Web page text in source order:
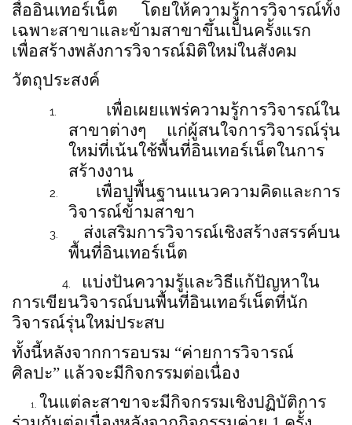
สื่ออินเทอร์เน็ต โดยให้ความรู้การวิจารณ์ทั้ง
เฉพาะสาขาและข้ามสาขาขึ้นเป็นครั้งแรก
เพื่อสร้างพลังการวิจารณ์มิติใหม่ในสังคม
วัตถุประสงค์
1.
เพื่อเผยแพร่ความรู้การวิจารณ์ใน
สาขาต่างๆ แก่ผู้สนใจการวิจารณ์รุ่น
ใหม่ที่เน้นใช้พื้นที่อินเทอร์เน็ตในการ
สร้างงาน
2.
เพื่อปูพื้นฐานแนวความคิดและการ
วิจารณ์ข้ามสาขา
3. ส่งเสริมการวิจารณ์เชิงสร้างสรรค์บน
พื้นที่อินเทอร์เน็ต
4.
แบ่งปันความรู้และวิธีแก้ปัญหาใน
การเขียนวิจารณ์บนพื้นที่อินเทอร์เน็ตที่นัก
วิจารณ์รุ่นใหม่ประสบ
ทั้งนี้หลังจากการอบรม “ค่ายการวิจารณ์
ศิลปะ” แล้วจะมีกิจกรรมต่อเนื่อง
1. ในแต่ละสาขาจะมีกิจกรรมเชิงปฏิบัติการ